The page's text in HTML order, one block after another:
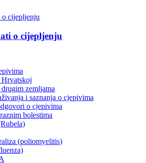
o cijepljenju
zemljama
i saznanja o cjepivima
o cjepivima
bolestima
(poliomyelitis)